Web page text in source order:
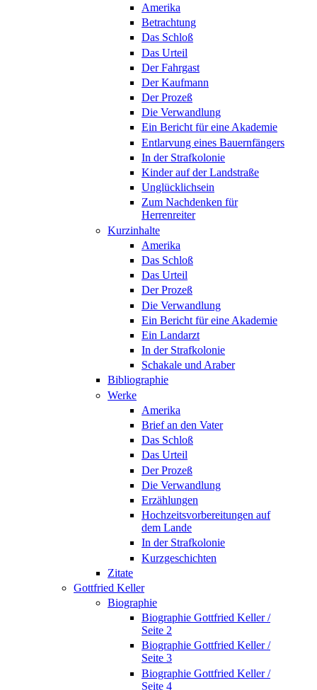
Amerika
Betrachtung
Das Schloß
Das Urteil
Der Fahrgast
Der Kaufmann
Der Prozeß
Die Verwandlung
Ein Bericht für eine Akademie
Entlarvung eines Bauernfängers
In der Strafkolonie
Kinder auf der Landstraße
Unglücklichsein
Zum Nachdenken für
Herrenreiter
Kurzinhalte
Amerika
Das Schloß
Das Urteil
Der Prozeß
Die Verwandlung
Ein Bericht für eine Akademie
Ein Landarzt
In der Strafkolonie
Schakale und Araber
Bibliographie
Werke
Amerika
Brief an den Vater
Das Schloß
Das Urteil
Der Prozeß
Die Verwandlung
Erzählungen
Hochzeitsvorbereitungen auf
dem Lande
In der Strafkolonie
Kurzgeschichten
Zitate
Gottfried Keller
Biographie
Biographie Gottfried Keller /
Seite 2
Biographie Gottfried Keller /
Seite 3
Biographie Gottfried Keller /
Seite 4